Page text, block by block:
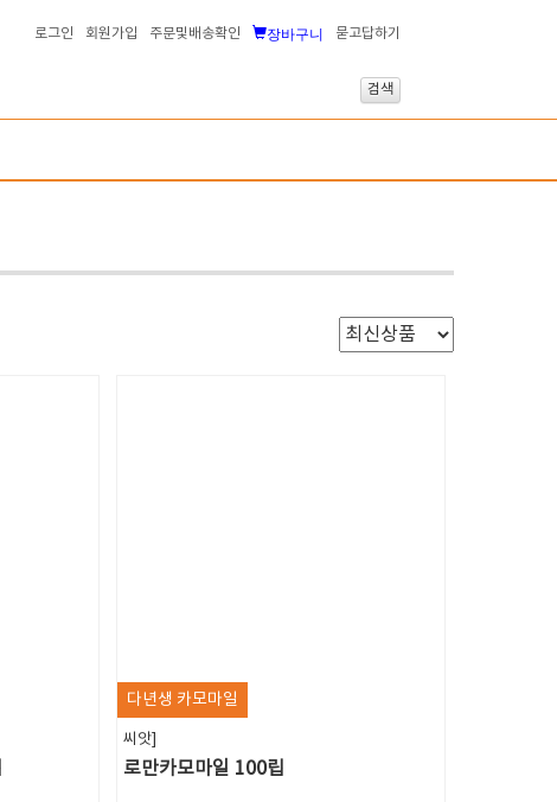
로그인 회원가입 주문및배송확인 장바구니 묻고답하기
다년생 카모마일
씨앗]
로만카모마일 100립